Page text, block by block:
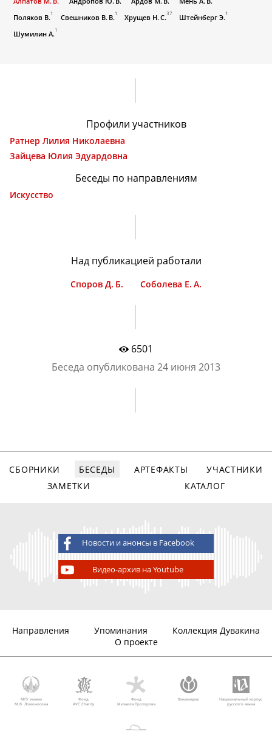
Поляков В. 1 Свешников В. В. 1 Хрущев Н. С.37 Штейнберг Э. 1
Шумилин А. 1
Профили участников
Ратнер Лилия Николаевна
Зайцева Юлия Эдуардовна
Беседы по направлениям
Искусство
Над публикацией работали
Споров Д. Б. Соболева Е. А.
6501
Беседа опубликована 24 июня 2013
СБОРНИКИ БЕСЕДЫ АРТЕФАКТЫ
УЧАСТНИКИ
ЗАМЕТКИ
КАТАЛОГ
Новости и анонсы в Facebook
Видео-архив на Youtube
Направления Упоминания
Коллекция Дувакина
О проекте
МГУ имени
М.В. Ломоносова
Фонд
AVC Charity
Фонд
Михаила Прохорова
Викимедиа
Национальный корпус
русского языка